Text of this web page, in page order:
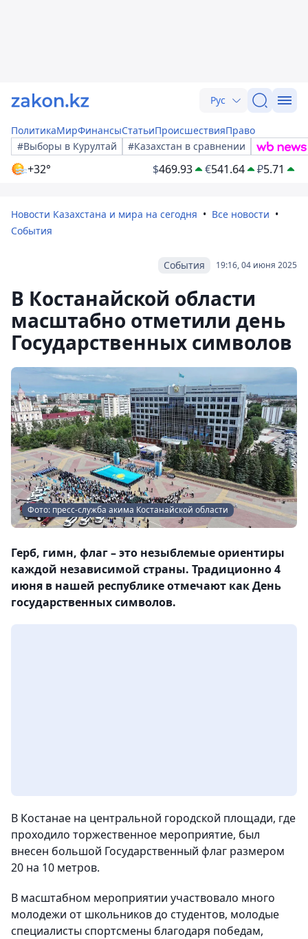
Рус
ПолитикаМирФинансыСтатьиПроисшествияПраво
#Выборы в Курултай
#Казахстан в сравнении
+32° $469.93 €541.64 ₽5.71
Новости Казахстана и мира на сегодня
Все новости
События
19:16, 04 июня 2025
События
В Костанайской области
масштабно отметили день
Государственных символов
Фото: пресс-служба акима Костанайской области
Герб, гимн, флаг – это незыблемые ориентиры
каждой независимой страны. Традиционно 4
июня в нашей республике отмечают как День
государственных символов.
В Костанае на центральной городской площади, где
проходило торжественное мероприятие, был
внесен большой Государственный флаг размером
20 на 10 метров.
В масштабном мероприятии участвовало много
молодежи от школьников до студентов, молодые
специалисты спортсмены благодаря победам,